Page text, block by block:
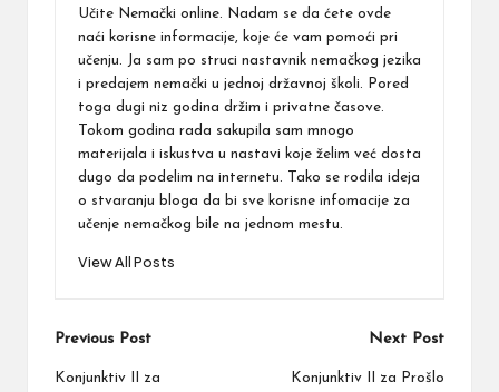
Učite Nemački online. Nadam se da ćete ovde
naći korisne informacije, koje će vam pomoći pri
učenju. Ja sam po struci nastavnik nemačkog jezika
i predajem nemački u jednoj državnoj školi. Pored
toga dugi niz godina držim i privatne časove.
Tokom godina rada sakupila sam mnogo
materijala i iskustva u nastavi koje želim već dosta
dugo da podelim na internetu. Tako se rodila ideja
o stvaranju bloga da bi sve korisne infomacije za
učenje nemačkog bile na jednom mestu.
View All Posts
Post
navigation
Previous Post
Konjunktiv II za
Next Post
Konjunktiv II za Prošlo